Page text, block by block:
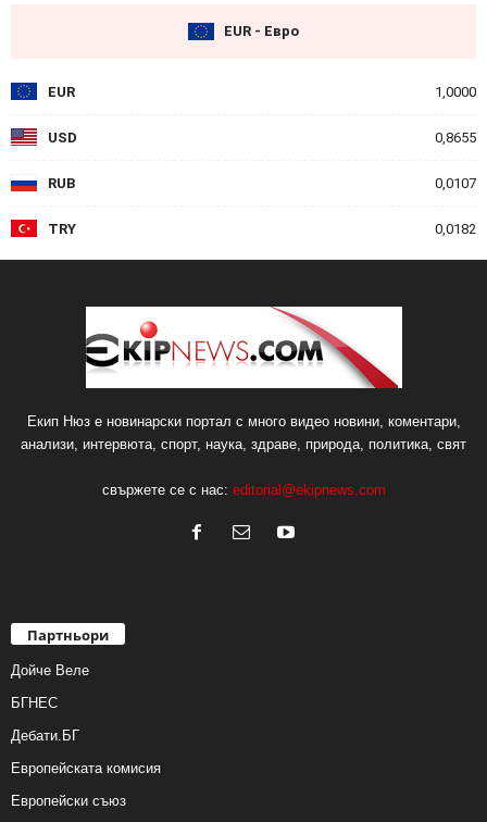
EUR - Евро
EUR 1,0000
USD 0,8655
RUB 0,0107
TRY 0,0182
Екип Нюз е новинарски портал с много видео новини, коментари,
анализи, интервюта, спорт, наука, здраве, природа, политика, свят
свържете се с нас: editorial@ekipnews.com
Партньори
Дойче Веле
БГНЕС
Дебати.БГ
Европейската комисия
Европейски съюз